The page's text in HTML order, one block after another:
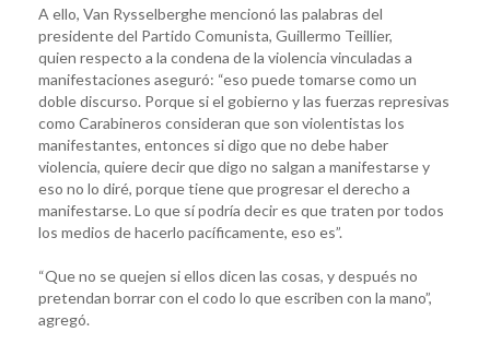
A ello, Van Rysselberghe mencionó las palabras del
presidente del Partido Comunista, Guillermo Teillier,
quien respecto a la condena de la violencia vinculadas a
manifestaciones aseguró: “eso puede tomarse como un
doble discurso. Porque si el gobierno y las fuerzas represivas
como Carabineros consideran que son violentistas los
manifestantes, entonces si digo que no debe haber
violencia, quiere decir que digo no salgan a manifestarse y
eso no lo diré, porque tiene que progresar el derecho a
manifestarse. Lo que sí podría decir es que traten por todos
los medios de hacerlo pacíficamente, eso es”.
“Que no se quejen si ellos dicen las cosas, y después no
pretendan borrar con el codo lo que escriben con la mano”,
agregó.